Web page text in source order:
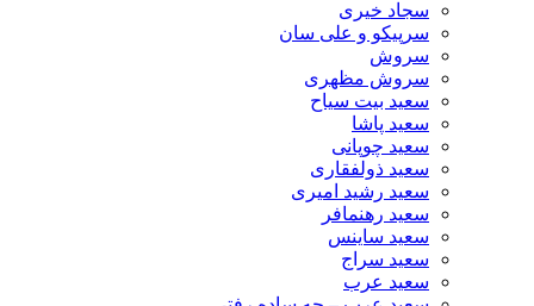
سجاد خیری
سرپیکو و علی سان
سروش
سروش مظهری
سعید بیت سیاح
سعید پاشا
سعید چوپانی
سعید ذولفقاری
سعید رشید امیری
سعید رهنمافر
سعید ساینس
سعید سراج
سعید عرب